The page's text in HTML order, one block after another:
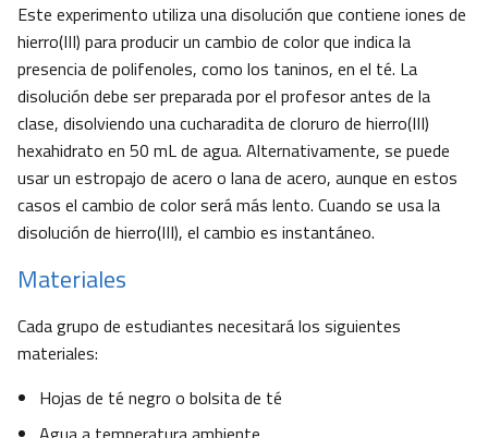
Este experimento utiliza una disolución que contiene iones de
hierro(III) para producir un cambio de color que indica la
presencia de polifenoles, como los taninos, en el té. La
disolución debe ser preparada por el profesor antes de la
clase, disolviendo una cucharadita de cloruro de hierro(III)
hexahidrato en 50 mL de agua. Alternativamente, se puede
usar un estropajo de acero o lana de acero, aunque en estos
casos el cambio de color será más lento. Cuando se usa la
disolución de hierro(III), el cambio es instantáneo.
Materiales
Cada grupo de estudiantes necesitará los siguientes
materiales:
Hojas de té negro o bolsita de té